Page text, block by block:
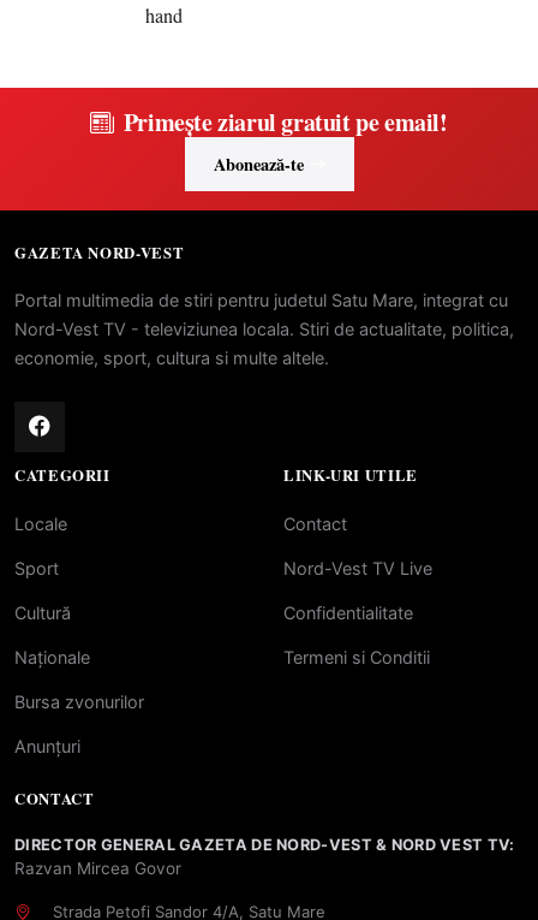
Primește ziarul gratuit pe email!
Abonează-te
GAZETA NORD-VEST
Portal multimedia de stiri pentru judetul Satu Mare, integrat cu
Nord-Vest TV - televiziunea locala. Stiri de actualitate, politica,
economie, sport, cultura si multe altele.
CATEGORII
Locale
Sport
Cultură
Naționale
Bursa zvonurilor
Anunțuri
LINK-URI UTILE
Contact
Nord-Vest TV Live
Confidentialitate
Termeni si Conditii
CONTACT
DIRECTOR GENERAL GAZETA DE NORD-VEST & NORD VEST TV:
Razvan Mircea Govor
Strada Petofi Sandor 4/A, Satu Mare